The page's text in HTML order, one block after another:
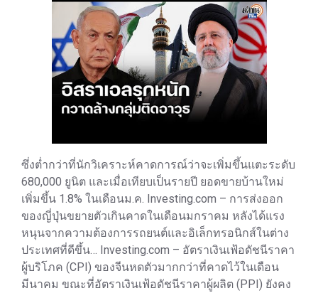
ซึ่งต่ำกว่าที่นักวิเคราะห์คาดการณ์ว่าจะเพิ่มขึ้นแตะระดับ
680,000 ยูนิต และเมื่อเทียบเป็นรายปี ยอดขายบ้านใหม่
เพิ่มขึ้น 1.8% ในเดือนม.ค. Investing.com – การส่งออก
ของญี่ปุ่นขยายตัวเกินคาดในเดือนมกราคม หลังได้แรง
หนุนจากความต้องการรถยนต์และอิเล็กทรอนิกส์ในต่าง
ประเทศที่ดีขึ้น… Investing.com – อัตราเงินเฟ้อดัชนีราคา
ผู้บริโภค (CPI) ของจีนหดตัวมากกว่าที่คาดไว้ในเดือน
มีนาคม ขณะที่อัตราเงินเฟ้อดัชนีราคาผู้ผลิต (PPI) ยังคง